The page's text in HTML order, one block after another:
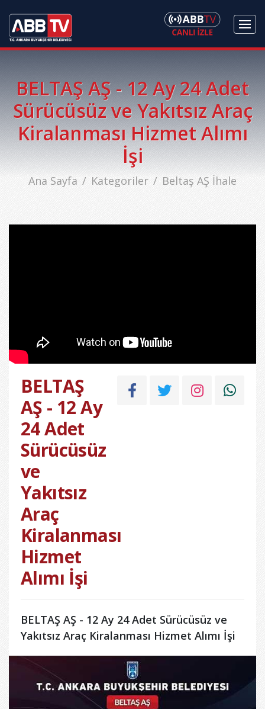
BELTAŞ AŞ - 12 Ay 24 Adet
Sürücüsüz ve Yakıtsız Araç
Kiralanması Hizmet Alımı
İşi
Ana Sayfa Kategoriler Beltaş AŞ İhale
BELTAŞ
AŞ - 12 Ay
24 Adet
Sürücüsüz
ve
Yakıtsız
Araç
Kiralanması
Hizmet
Alımı İşi
BELTAŞ AŞ - 12 Ay 24 Adet Sürücüsüz ve
Yakıtsız Araç Kiralanması Hizmet Alımı İşi